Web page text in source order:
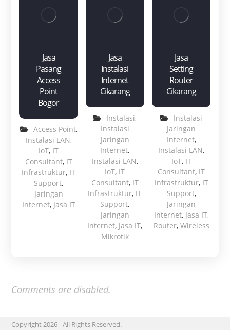
Jasa
Pasang
Access
Point
Bogor
Access Point,
Instalasi LAN,
IoT, IT
Consultant, IT
Infrastruktur, IT
Support,
Jaringan
Internet, Jasa IT
Jasa
Instalasi
Internet
Cikarang
Instalasi,
Instalasi
Jaringan
Internet,
Instalasi LAN,
IoT, IT
Consultant, IT
Infrastruktur, IT
Support,
Jaringan
Internet, Jasa IT,
Mikrotik
Jasa
Setting
Router
Cikarang
Instalasi
Jaringan
Internet,
Instalasi LAN,
IoT, IT
Consultant, IT
Infrastruktur, IT
Support,
Jaringan
Internet, Jasa IT,
Router, Wireless
Comments are disabled.
Copyright 2026 - All Rights Reserved.